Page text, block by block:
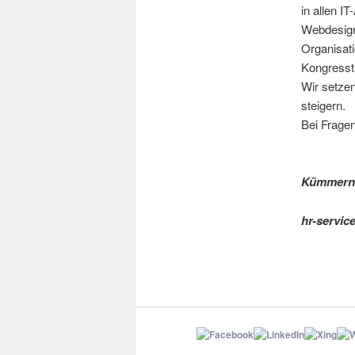
in allen
Wir
steigern.
Bei
hr-